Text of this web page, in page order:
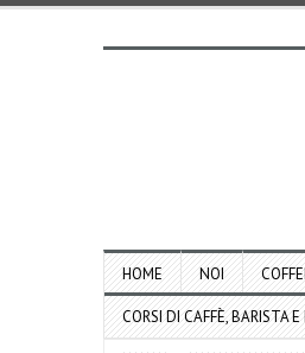
HOME NOI
CORSI DI CAFFÈ, BARISTA